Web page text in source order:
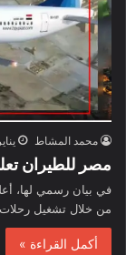
محمد المشاط يناير 20, 2024
مصر للطيران
في بيان رسمي لها،
من خلال تشغيل
أكمل القراءة »